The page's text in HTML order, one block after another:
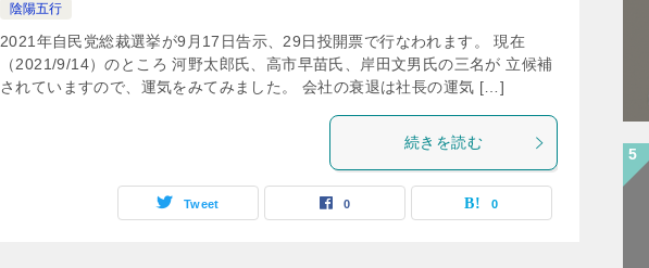
陰陽五行
2021年自民党総裁選挙が9月17日告示、29日投開票で行なわれます。 現在
（2021/9/14）のところ 河野太郎氏、高市早苗氏、岸田文男氏の三名が 立候補
されていますので、運気をみてみました。 会社の衰退は社長の運気 […]
続きを読む
Tweet 0 0